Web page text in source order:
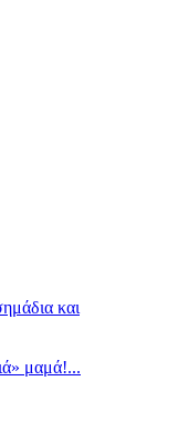
και
μαμά!...